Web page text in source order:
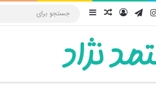
اینستاگرام
تلگرامورودنوشته تصادفی
سایدبار
نژاد